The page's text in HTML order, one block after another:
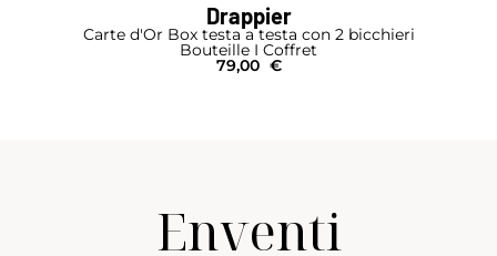
Drappier
Carte d'Or Box testa a testa con 2 bicchieri
Bouteille I Coffret
79,00 €
Enventi